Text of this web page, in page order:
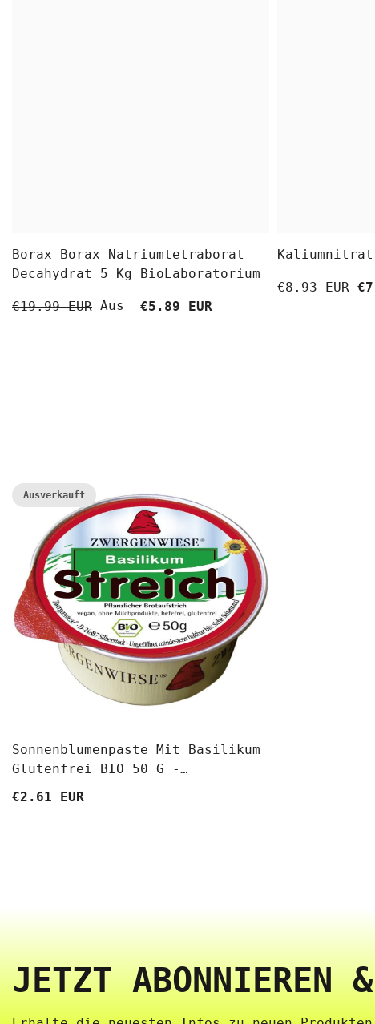
Borax Borax Natriumtetraborat
Decahydrat 5 Kg BioLaboratorium
€19.99 EUR Aus €5.89 EUR
Kaliumnitrat
€8.93 EUR
Ausverkauft
Sonnenblumenpaste Mit Basilikum
Glutenfrei BIO 50 G -
ZWERGENWIESE
€2.61 EUR
JETZT